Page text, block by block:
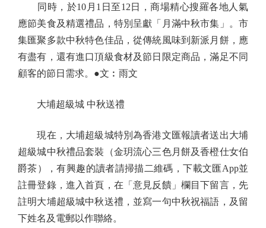
同時，於10月1日至12日，商場精心搜羅各地人氣
應節美食及精選禮品，特別呈獻「月滿中秋市集」。市
集匯聚多款中秋特色佳品，從傳統風味到新派月餅，應
有盡有，還有進口頂級食材及節日限定商品，滿足不同
顧客的節日需求。●文︰雨文
大埔超級城 中秋送禮
現在，大埔超級城特別為香港文匯報讀者送出大埔
超級城中秋禮品套裝（金玥流心三色月餅及香橙仕女伯
爵茶），有興趣的讀者請掃描二維碼，下載文匯App並
註冊登錄，進入首頁，在「意見反饋」欄目下留言，先
註明大埔超級城中秋送禮，並寫一句中秋祝福語，及留
下姓名及電郵以作聯絡。